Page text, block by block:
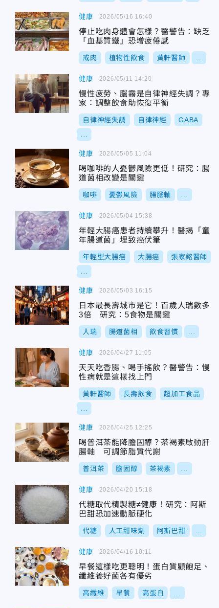
健康
停止吃肉身體會怎樣？醫警告：缺乏
「血基質鐵」恐增疲倦感
戒肉 植物性飲食 黃軒醫師
2026/05/16 16:40
健康
慢性疲勞、腦霧是自律神經失調？專
家：調整飲食助恢復平衡
自律神經失調 自律神經 GABA
2026/05/11 14:20
健康
喝咖啡的人憂鬱風險更低！研究：腸
道菌相改變是關鍵
咖啡 憂鬱風險 腸腦軸
2026/05/05 11:04
健康
年輕大腸癌患者持續攀升！醫揭「童
年腸道菌」埋致癌伏筆
年輕型大腸癌 大腸癌 張家銘醫師
2026/05/04 15:38
健康
日本最長壽城市是它！百歲人瑞數多
3倍 研究：5食物是關鍵
人瑞 腸道菌相 飲食習慣
2026/05/03 16:15
健康
天天吃香腸、喝手搖飲？醫警告：慢
性病就是這樣找上門
黃軒醫師 長壽飲食 超加工食品
2026/04/27 11:05
健康
喝普洱茶能降膽固醇？茶褐素啟動肝
腸軸 可調節脂質代謝
普洱茶 膽固醇 茶褐素
2026/04/25 12:25
健康
代糖取代精製糖≠健康！研究：阿斯
巴甜恐加速動脈硬化
代糖 人工甜味劑 阿斯巴甜
2026/04/20 15:18
健康
早餐這樣吃更聰明！蛋白質顧飽足、
纖維養好菌各有優劣
高纖維 早餐 高蛋白
2026/04/16 10:11